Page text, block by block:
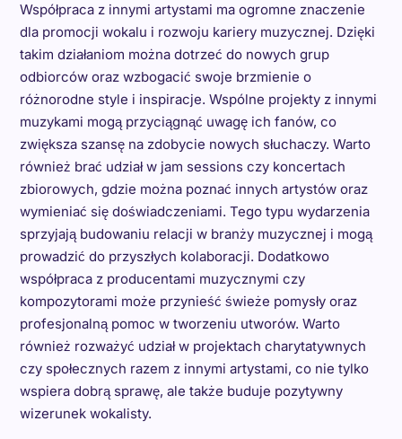
Współpraca z innymi artystami ma ogromne znaczenie
dla promocji wokalu i rozwoju kariery muzycznej. Dzięki
takim działaniom można dotrzeć do nowych grup
odbiorców oraz wzbogacić swoje brzmienie o
różnorodne style i inspiracje. Wspólne projekty z innymi
muzykami mogą przyciągnąć uwagę ich fanów, co
zwiększa szansę na zdobycie nowych słuchaczy. Warto
również brać udział w jam sessions czy koncertach
zbiorowych, gdzie można poznać innych artystów oraz
wymieniać się doświadczeniami. Tego typu wydarzenia
sprzyjają budowaniu relacji w branży muzycznej i mogą
prowadzić do przyszłych kolaboracji. Dodatkowo
współpraca z producentami muzycznymi czy
kompozytorami może przynieść świeże pomysły oraz
profesjonalną pomoc w tworzeniu utworów. Warto
również rozważyć udział w projektach charytatywnych
czy społecznych razem z innymi artystami, co nie tylko
wspiera dobrą sprawę, ale także buduje pozytywny
wizerunek wokalisty.